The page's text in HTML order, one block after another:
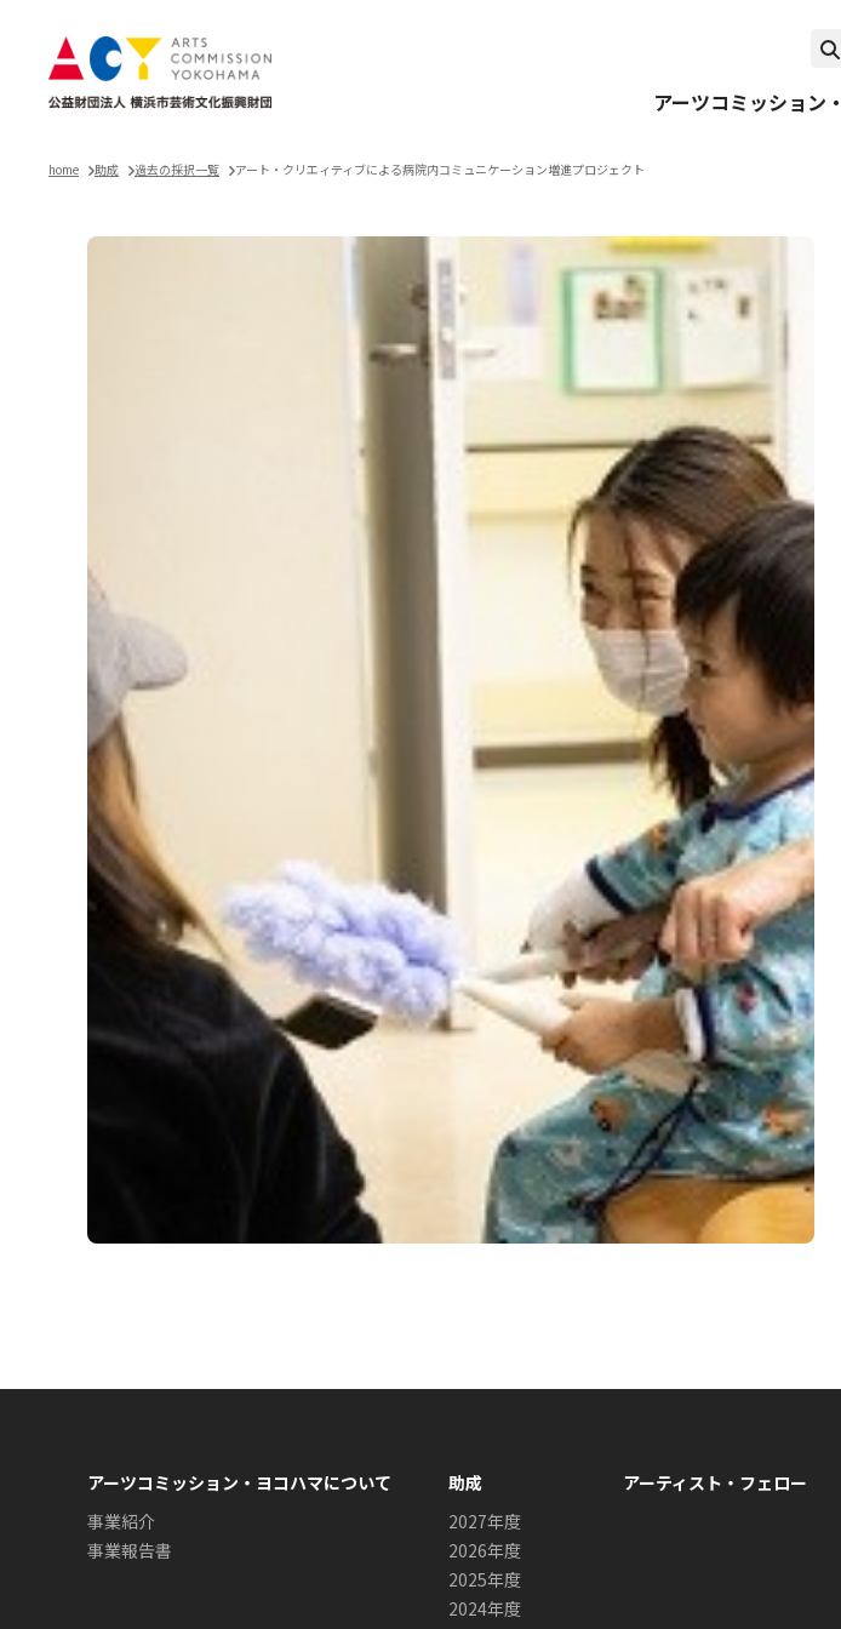
アーツコミッション
home 助成 過去の採択一覧 アート・クリエィティブによる病院内コミュニケーション増進プロジェクト
アーツコミッション・ヨコハマについて
事業紹介
事業報告書
助成
2027年度
2026年度
2025年度
2024年度
アーティスト・フェロー